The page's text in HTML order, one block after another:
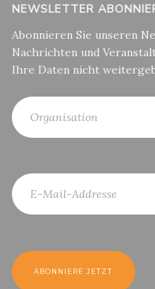
NEWSLETTER
Abonnieren Sie unseren
Nachrichten und
Ihre Daten nicht